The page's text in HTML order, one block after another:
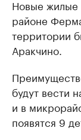
Новые жилые
районе
территории
Аракчино.
будут вести
и в
появятся 9